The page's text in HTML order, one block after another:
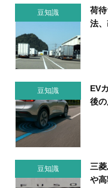
豆知識
荷
法
豆知識
EV
後
豆知識
三
や